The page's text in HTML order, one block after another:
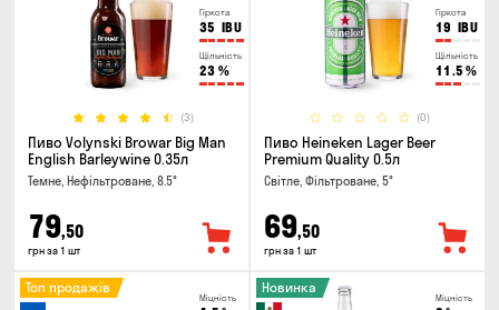
Гіркота
35 IBU
Щільність
23 %
(3)
Пиво Volynski Browar Big Man
English Barleywine 0.35л
Темне, Нефільтроване, 8.5°
79,50
грн за 1 шт
Гіркота
19 IBU
Щільність
11.5 %
(0)
Пиво Heineken Lager Beer
Premium Quality 0.5л
Світле, Фільтроване, 5°
69,50
грн за 1 шт
Міцність
Топ продажів
Міцність
Новинка